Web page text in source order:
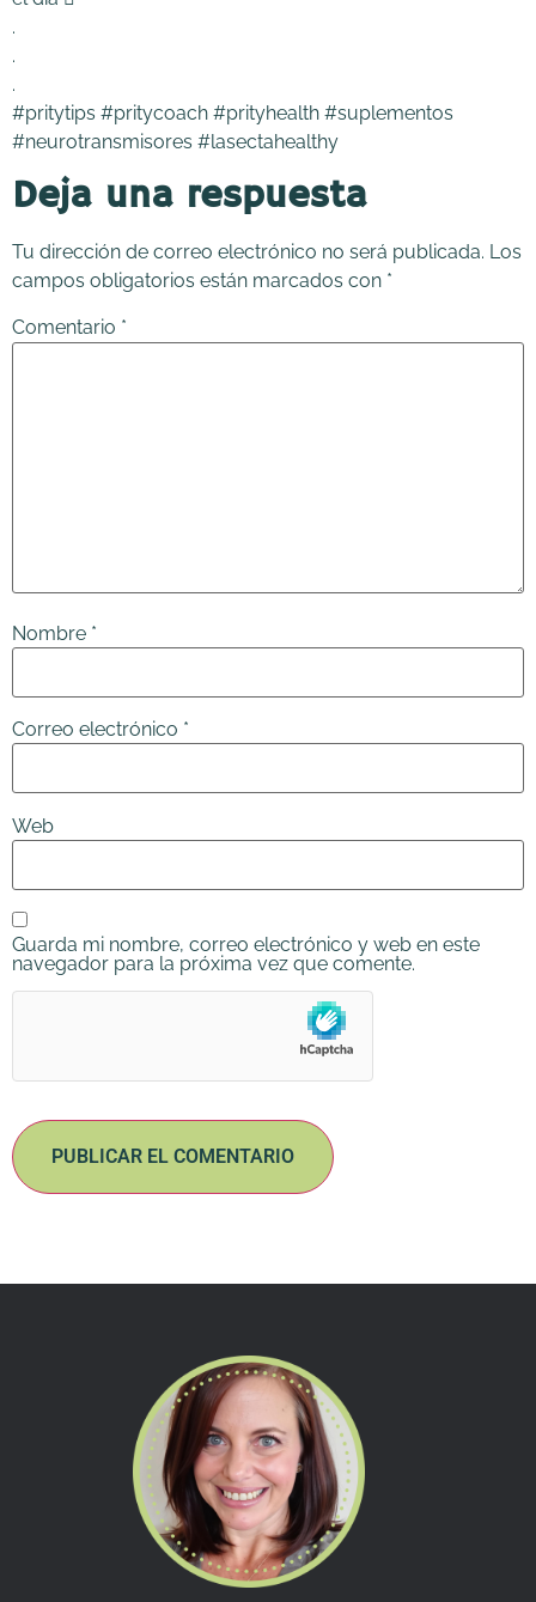
.
.
.
#pritytips #pritycoach #prityhealth #suplementos
#neurotransmisores #lasectahealthy
Deja una respuesta
Tu dirección de correo electrónico no será publicada. Los
campos obligatorios están marcados con *
Comentario *
Nombre *
Correo electrónico *
Web
Guarda mi nombre, correo electrónico y web en este
navegador para la próxima vez que comente.